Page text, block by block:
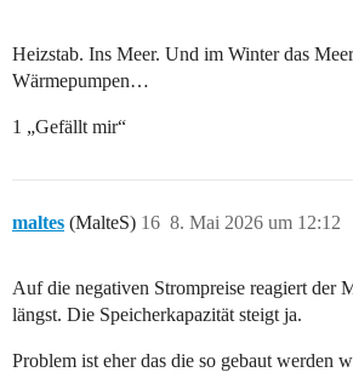
Heizstab. Ins Meer. Und im Winter das
Wärmepumpen…
1 „Gefällt mir“
maltes (MalteS) 8. Mai 2026 um 12:12
16
Auf die negativen Strompreise reagiert der
längst. Die Speicherkapazität steigt ja.
Problem ist eher das die so gebaut werden